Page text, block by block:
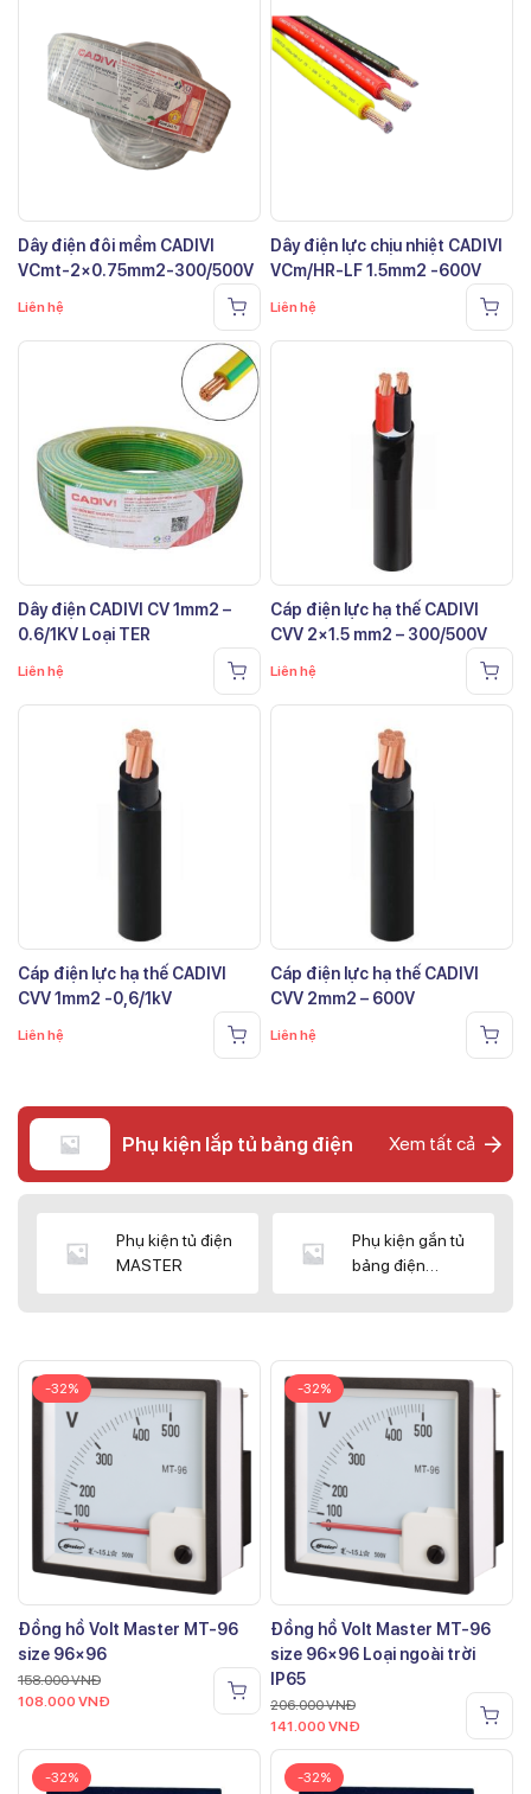
Dây điện đôi mềm CADIVI
VCmt-2×0.75mm2-300/500V
Liên hệ
Dây điện lực chịu nhiệt CADIVI
VCm/HR-LF 1.5mm2 -600V
Liên hệ
Dây điện CADIVI CV 1mm2 –
0.6/1KV Loại TER
Liên hệ
Cáp điện lực hạ thế CADIVI
CVV 2×1.5 mm2 – 300/500V
Liên hệ
Cáp điện lực hạ thế CADIVI
CVV 1mm2 -0,6/1kV
Liên hệ
Cáp điện lực hạ thế CADIVI
CVV 2mm2 – 600V
Liên hệ
Phụ kiện lắp tủ bảng điện Xem tất cả
Phụ kiện tủ điện
MASTER
Phụ kiện gắn tủ
bảng điện
-32%
Đồng hồ Volt Master MT-96
size 96×96
158.000VNĐ
108.000 VNĐ
-32%
Đồng hồ Volt Master MT-96
size 96×96 Loại ngoài trời
IP65
206.000VNĐ
141.000 VNĐ
-32% -32%